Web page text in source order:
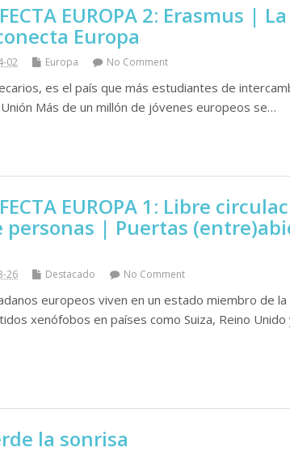
EUROPA 2: Erasmus | La
Europa
02 Europa No Comment
es el país que más estudiantes de
Más de un millón de jóvenes europeos se…
EUROPA 1: Libre
personas | Puertas
26 Destacado No Comment
europeos viven en un estado miembro de
xenófobos en países como Suiza, Reino Unido
la sonrisa